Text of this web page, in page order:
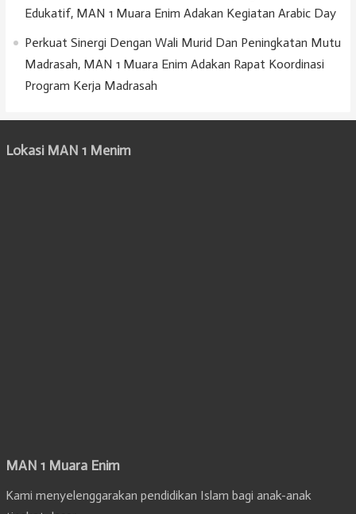
Edukatif, MAN 1 Muara Enim Adakan Kegiatan Arabic Day
Perkuat Sinergi Dengan Wali Murid Dan Peningkatan Mutu
Madrasah, MAN 1 Muara Enim Adakan Rapat Koordinasi
Program Kerja Madrasah
Lokasi MAN 1 Menim
MAN 1 Muara Enim
Kami menyelenggarakan pendidikan Islam bagi anak-anak